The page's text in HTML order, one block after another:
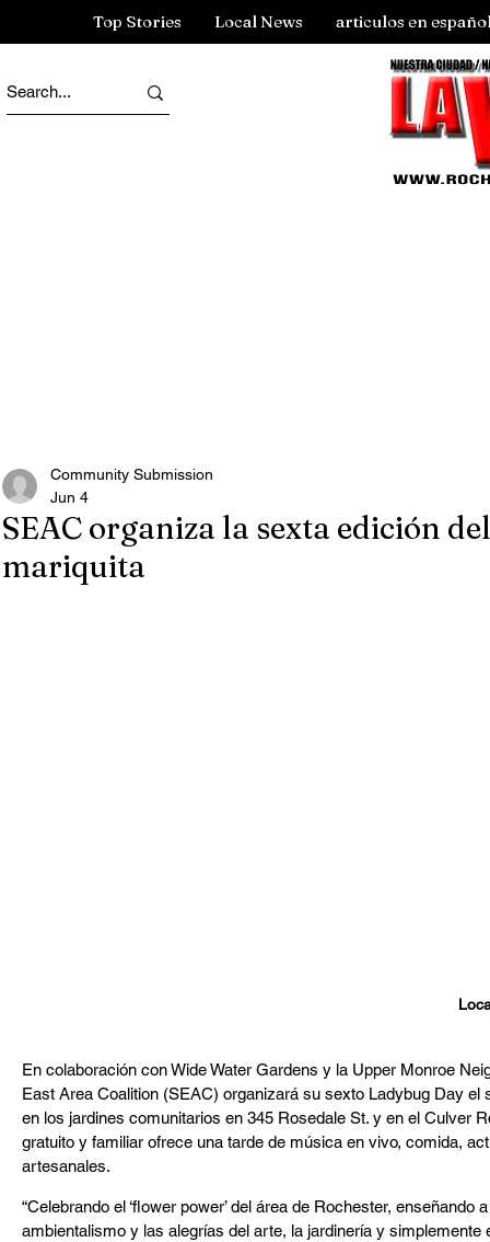
Top Stories Local News articulos en
SEAC organiza la sexta edición
mariquita
Community Submission
Jun 4
En colaboración con Wide Water Gardens y la Upper Monroe
East Area Coalition (SEAC) organizará su sexto Ladybug Day el
en los jardines comunitarios en 345 Rosedale St. y en el Culver
gratuito y familiar ofrece una tarde de música en vivo, comida,
artesanales.
“Celebrando el ‘flower power’ del área de Rochester,
ambientalismo y las alegrías del arte, la jardinería y